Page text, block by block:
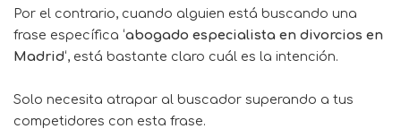
Por el contrario, cuando alguien está buscando una
frase específica ‘abogado especialista en divorcios en
Madrid‘, está bastante claro cuál es la intención.
Solo necesita atrapar al buscador superando a tus
competidores con esta frase.